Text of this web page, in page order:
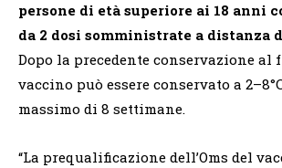
persone di età superiore ai 18 anni
da 2 dosi somministrate a distanza
Dopo la precedente conservazione al
vaccino può essere conservato a
massimo di 8 settimane.
“La prequalificazione dell’Oms del